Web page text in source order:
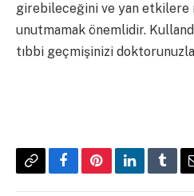
girebileceğini ve yan etkilere
unutmamak önemlidir.
tıbbi geçmişinizi doktorunuzla
CopyFacebookPinterestLinkedIn